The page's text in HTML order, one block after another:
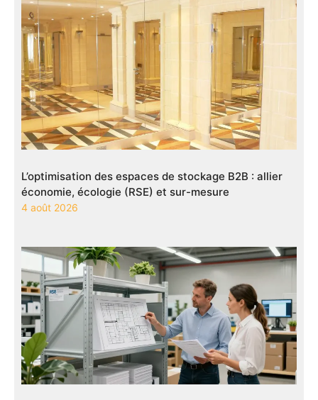
L’optimisation des espaces de stockage B2B : allier
économie, écologie (RSE) et sur-mesure
4 août 2026